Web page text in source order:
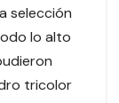
selección
lo alto
tricolor